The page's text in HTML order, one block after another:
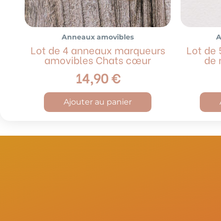
Anneaux amovibles
Lot de 4 anneaux marqueurs
amovibles Chats cœur
14,90€
Ajouter au panier
Lot de
de